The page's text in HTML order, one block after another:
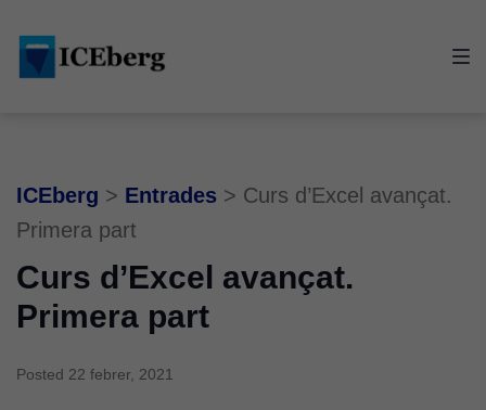
main
content
footer
ICEberg > Entrades > Curs d’Excel avançat.
Primera part
Curs d’Excel avançat.
Primera part
Posted 22 febrer, 2021